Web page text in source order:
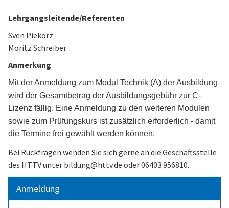
Lehrgangsleitende/Referenten
Sven Piekorz
Moritz Schreiber
Anmerkung
Mit der Anmeldung zum Modul Technik (A) der Ausbildung
wird der Gesamtbetrag der Ausbildungsgebühr zur C-
Lizenz fällig. Eine Anmeldung zu den weiteren Modulen
sowie zum Prüfungskurs ist zusätzlich erforderlich - damit
die Termine frei gewählt werden können.
Bei Rückfragen wenden Sie sich gerne an die Geschäftsstelle
des HTTV unter bildung@httv.de oder 06403 956810.
Anmeldung